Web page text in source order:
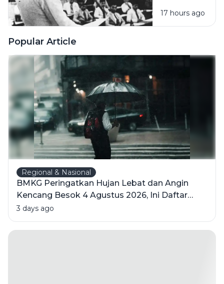
Bersama
PPKI, Langkah
Penting
17 hours ago
Popular Article
Regional & Nasional
BMKG Peringatkan Hujan Lebat dan Angin
Kencang Besok 4 Agustus 2026, Ini Daftar
Wilayahnya
3 days ago